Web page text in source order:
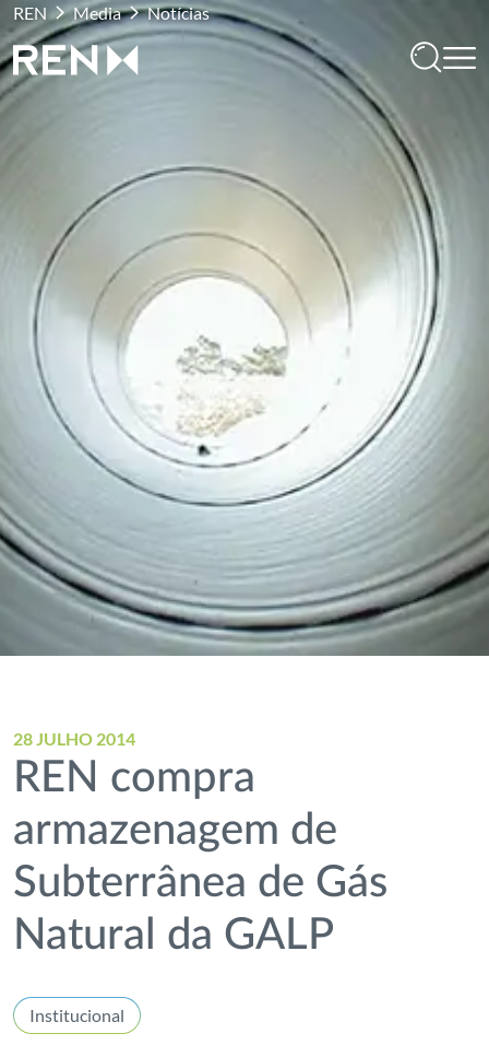
REN Media Notícias
28 JULHO 2014
REN compra
armazenagem de
Subterrânea de Gás
Natural da GALP
Institucional